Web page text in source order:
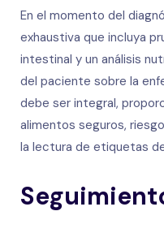
En el momento del
exhaustiva que incluya
intestinal y un análisis
del paciente sobre la
debe ser integral,
alimentos seguros,
la lectura de etiquetas